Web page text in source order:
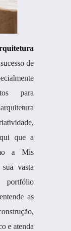
de
para
que a
a Mis
vasta
portfólio
as
e atenda